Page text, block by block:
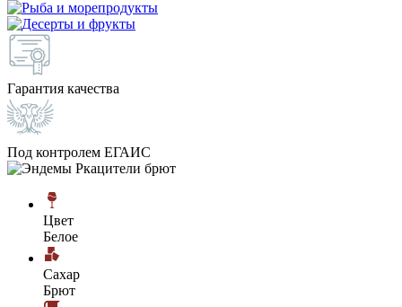
Гарантия качества
Под контролем ЕГАИС
Цвет
Белое
Сахар
Брют